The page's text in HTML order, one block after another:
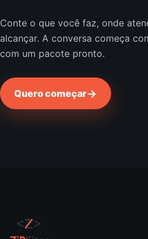
Conte o que você faz, onde
alcançar. A conversa começa
com um pacote pronto.
Quero começar→